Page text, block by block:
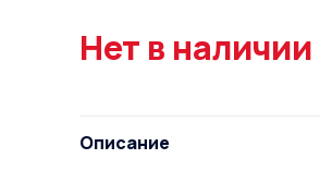
Нет в наличии
Описание